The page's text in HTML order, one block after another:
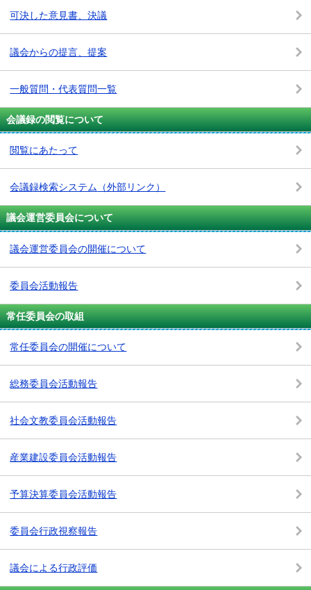
可決した意見書、決議
議会からの提言、提案
一般質問・代表質問一覧
会議録の閲覧について
閲覧にあたって
会議録検索システム （外部リンク）
議会運営委員会について
議会運営委員会の開催について
委員会活動報告
常任委員会の取組
常任委員会の開催について
総務委員会活動報告
社会文教委員会活動報告
産業建設委員会活動報告
予算決算委員会活動報告
委員会行政視察報告
議会による行政評価